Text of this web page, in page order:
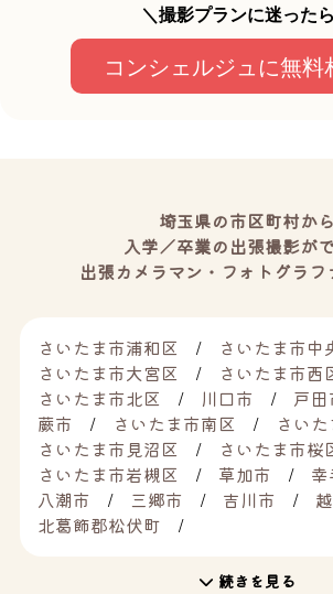
＼撮影プランに迷った
コンシェルジュに無料
埼玉県の市区町村から
入学／卒業の出張撮影が
出張カメラマン・フォトグラフ
さいたま市浦和区
さいたま市中
さいたま市大宮区
さいたま市西
さいたま市北区
川口市
戸田
蕨市
さいたま市南区
さい
さいたま市見沼区
さいたま市桜
さいたま市岩槻区
草加市
幸
八潮市
三郷市 吉川市
北葛飾郡松伏町
続きを見る